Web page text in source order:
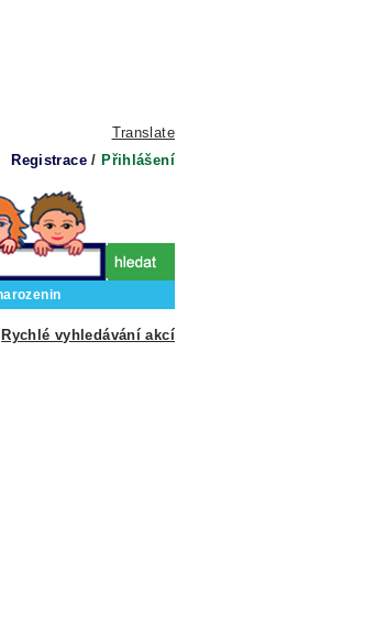
Translate
Registrace / Přihlášení
Rychlé vyhledávání akcí